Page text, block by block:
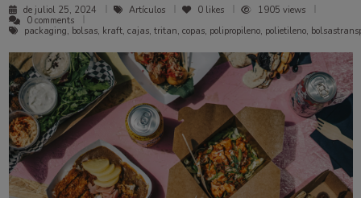
de juliol 25, 2024 Artículos 0 likes
1905 views
0 comments
packaging, bolsas, kraft, cajas, tritan, copas, polipropileno, polietileno,